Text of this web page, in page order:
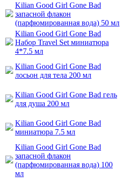
Kilian Good Girl Gone Bad
запасной флакон
(парфюмированная вода) 50 мл
Kilian Good Girl Gone Bad
Набор Travel Set миниатюра
4*7.5 мл
Kilian Good Girl Gone Bad
лосьон для тела 200 мл
Kilian Good Girl Gone Bad гель
для душа 200 мл
Kilian Good Girl Gone Bad
миниатюра 7.5 мл
Kilian Good Girl Gone Bad
запасной флакон
(парфюмированная вода) 100
мл